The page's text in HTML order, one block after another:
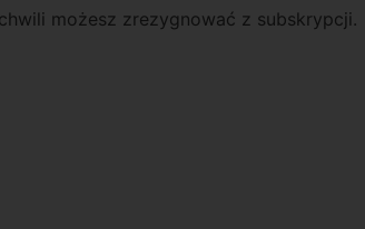
możesz zrezygnować z subskrypcji.